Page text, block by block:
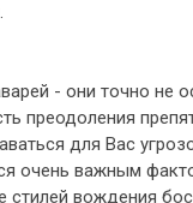
- они точно не
преодоления
для Вас
очень важным
вождения